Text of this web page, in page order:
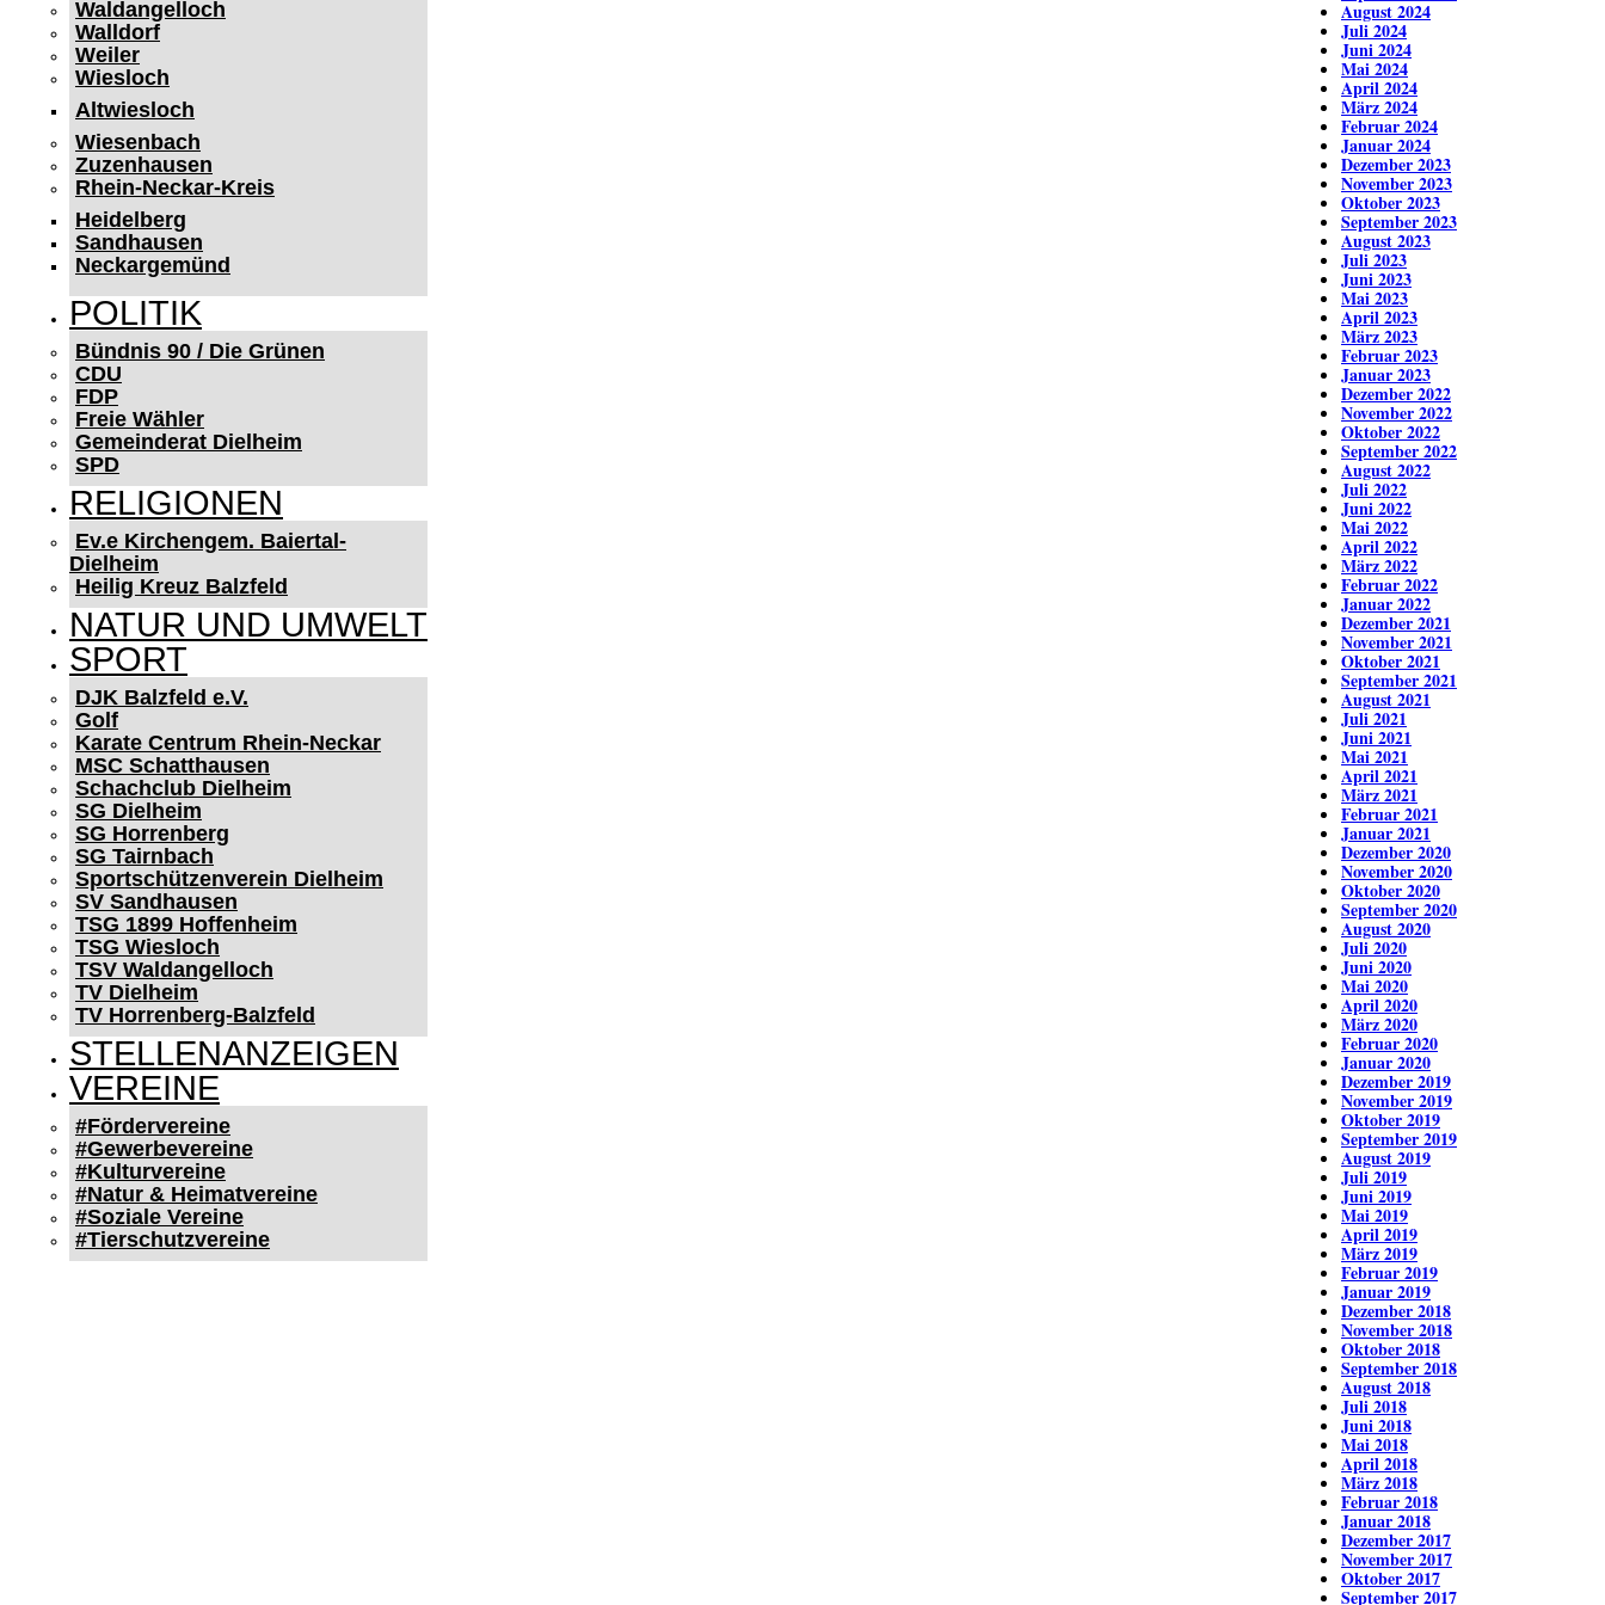
Waldangelloch
Walldorf
Weiler
Wiesloch
Altwiesloch
Wiesenbach
Zuzenhausen
Rhein-Neckar-Kreis
Heidelberg
Sandhausen
Neckargemünd
POLITIK
Bündnis 90 / Die Grünen
CDU
FDP
Freie Wähler
Gemeinderat Dielheim
SPD
RELIGIONEN
Ev.e Kirchengem. Baiertal-
Dielheim
Heilig Kreuz Balzfeld
NATUR UND UMWELT
SPORT
DJK Balzfeld e.V.
Golf
Karate Centrum Rhein-Neckar
MSC Schatthausen
Schachclub Dielheim
SG Dielheim
SG Horrenberg
SG Tairnbach
Sportschützenverein Dielheim
SV Sandhausen
TSG 1899 Hoffenheim
TSG Wiesloch
TSV Waldangelloch
TV Dielheim
TV Horrenberg-Balzfeld
STELLENANZEIGEN
VEREINE
#Fördervereine
#Gewerbevereine
#Kulturvereine
#Natur & Heimatvereine
#Soziale Vereine
#Tierschutzvereine
August 2024
Juli 2024
Juni 2024
Mai 2024
April 2024
März 2024
Februar 2024
Januar 2024
Dezember 2023
November 2023
Oktober 2023
September 2023
August 2023
Juli 2023
Juni 2023
Mai 2023
April 2023
März 2023
Februar 2023
Januar 2023
Dezember 2022
November 2022
Oktober 2022
September 2022
August 2022
Juli 2022
Juni 2022
Mai 2022
April 2022
März 2022
Februar 2022
Januar 2022
Dezember 2021
November 2021
Oktober 2021
September 2021
August 2021
Juli 2021
Juni 2021
Mai 2021
April 2021
März 2021
Februar 2021
Januar 2021
Dezember 2020
November 2020
Oktober 2020
September 2020
August 2020
Juli 2020
Juni 2020
Mai 2020
April 2020
März 2020
Februar 2020
Januar 2020
Dezember 2019
November 2019
Oktober 2019
September 2019
August 2019
Juli 2019
Juni 2019
Mai 2019
April 2019
März 2019
Februar 2019
Januar 2019
Dezember 2018
November 2018
Oktober 2018
September 2018
August 2018
Juli 2018
Juni 2018
Mai 2018
April 2018
März 2018
Februar 2018
Januar 2018
Dezember 2017
November 2017
Oktober 2017
September 2017